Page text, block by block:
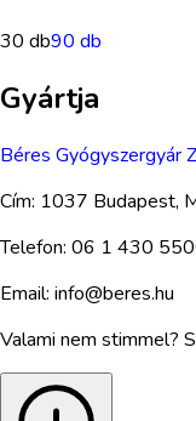
30 db90 db
Gyártja
Béres Gyógyszergyár
Cím: 1037 Budapest,
Telefon: 06 1 430
Email: info@beres.hu
Valami nem stimmel?